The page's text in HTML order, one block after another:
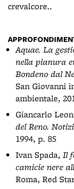
crevalcore..
Aquae. La
nella pianura
Bondeno dal
San Giovanni
ambientale,
Giancarlo
del Reno.
1994, p. 85
Ivan Spada, Il
camicie nere
Roma, Red